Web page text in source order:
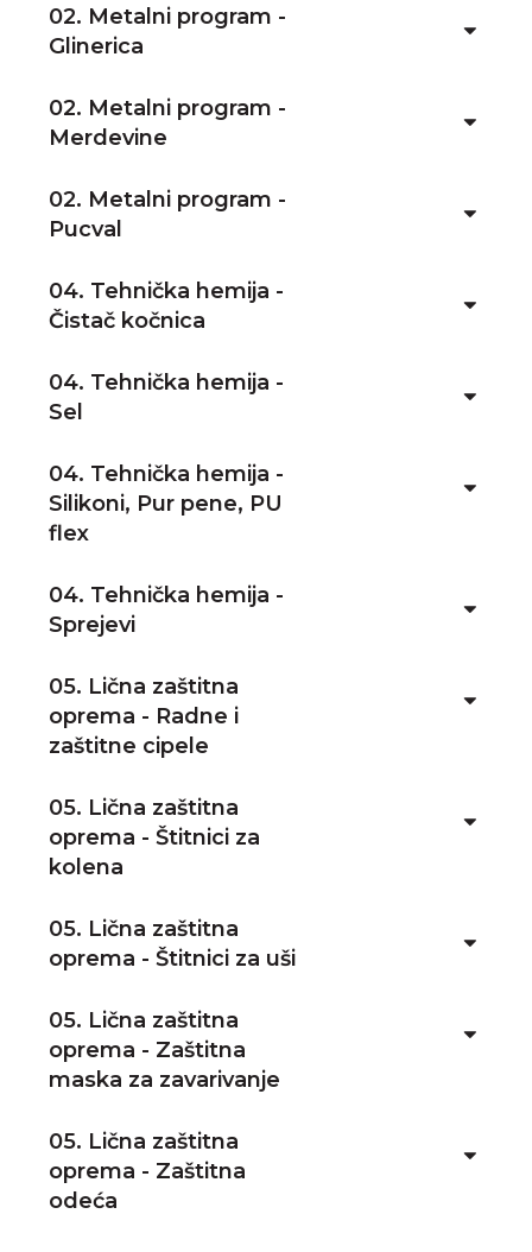
02. Metalni program -
Glinerica
02. Metalni program -
Merdevine
02. Metalni program -
Pucval
04. Tehnička hemija -
Čistač kočnica
04. Tehnička hemija -
Sel
04. Tehnička hemija -
Silikoni, Pur pene, PU
flex
04. Tehnička hemija -
Sprejevi
05. Lična zaštitna
oprema - Radne i
zaštitne cipele
05. Lična zaštitna
oprema - Štitnici za
kolena
05. Lična zaštitna
oprema - Štitnici za uši
05. Lična zaštitna
oprema - Zaštitna
maska za zavarivanje
05. Lična zaštitna
oprema - Zaštitna
odeća